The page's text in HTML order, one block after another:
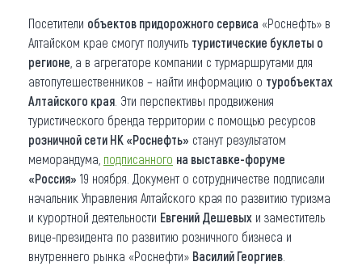
Посетители объектов придорожного сервиса «Роснефть» в
Алтайском крае смогут получить туристические буклеты о
регионе , а в агрегаторе компании с турмаршрутами для
автопутешественников – найти информацию о туробъектах
Алтайского края . Эти перспективы продвижения
туристического бренда территории с помощью ресурсов
розничной сети НК «Роснефть» станут результатом
меморандума, подписанного на выставке-форуме
«Россия» 19 ноября. Документ о сотрудничестве подписали
начальник Управления Алтайского края по развитию туризма
и курортной деятельности Евгений Дешевых и заместитель
вице-президента по развитию розничного бизнеса и
внутреннего рынка «Роснефти» Василий Георгиев